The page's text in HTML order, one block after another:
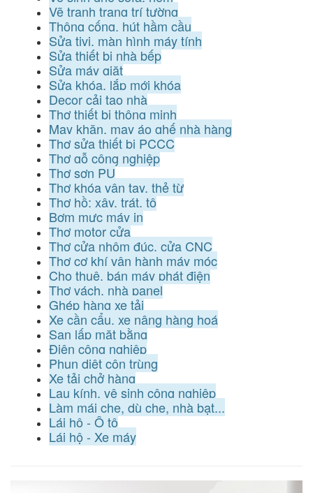
Vẽ tranh trang trí tường
Thông cống, hút hầm cầu
Sửa tivi, màn hình máy tính
Sửa thiết bị nhà bếp
Sửa máy giặt
Sửa khóa, lắp mới khóa
Decor cải tạo nhà
Thợ thiết bị thông minh
May khăn, may áo ghế nhà hàng
Thợ sửa thiết bị PCCC
Thợ gỗ công nghiệp
Thợ sơn PU
Thợ khóa vân tay, thẻ từ
Thợ hồ: xây, trát, tô
Bơm mực máy in
Thợ motor cửa
Thợ cửa nhôm đúc, cửa CNC
Thợ cơ khí vận hành máy móc
Cho thuê, bán máy phát điện
Thợ vách, nhà panel
Ghép hàng xe tải
Xe cần cẩu, xe nâng hàng hoá
San lấp mặt bằng
Điện công nghiệp
Phun diệt côn trùng
Xe tải chở hàng
Lau kính, vệ sinh công nghiệp
Làm mái che, dù che, nhà bạt...
Lái hộ - Ô tô
Lái hộ - Xe máy